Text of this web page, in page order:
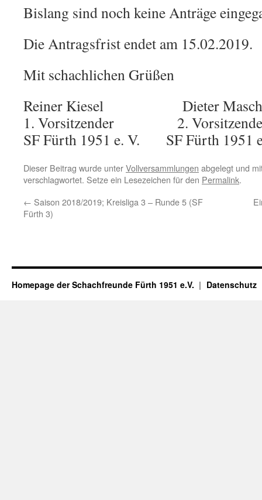
Bislang sind noch keine Anträge
Die Antragsfrist endet am 15.02.2019.
Mit schachlichen Grüßen
Reiner Kiesel Dieter
1. Vorsitzender 2.
SF Fürth 1951 e. V. SF Fürth 1951
Dieser Beitrag wurde unterVollversammlungen abgelegt und
verschlagwortet. Setze ein Lesezeichen für den Permalink.
← Saison 2018/2019; Kreisliga 3 – Runde 5 (SF
Fürth 3)
Homepage der Schachfreunde Fürth 1951 e.V. Datenschutz